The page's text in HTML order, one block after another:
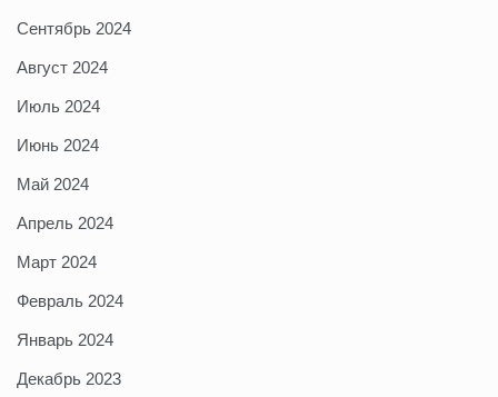
Сентябрь 2024
Август 2024
Июль 2024
Июнь 2024
Май 2024
Апрель 2024
Март 2024
Февраль 2024
Январь 2024
Декабрь 2023